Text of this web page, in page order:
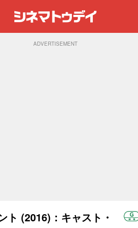
ADVERTISEMENT
ト (2016)：キャスト・